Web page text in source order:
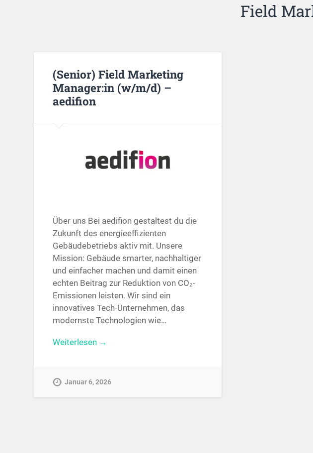
Field
(Senior) Field Marketing
Manager:in (w/m/d) –
aedifion
Über uns Bei aedifion gestaltest du die
Zukunft des energieeffizienten
Gebäudebetriebs aktiv mit. Unsere
Mission: Gebäude smarter, nachhaltiger
und einfacher machen und damit einen
echten Beitrag zur Reduktion von CO₂-
Emissionen leisten. Wir sind ein
innovatives Tech-Unternehmen, das
modernste Technologien wie…
Weiterlesen →
Januar 6, 2026